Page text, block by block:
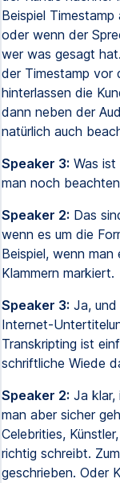
Beispiel
oder wenn der
wer was gesagt
der Timestamp vor
hinterlassen die
dann neben der
natürlich auch
Speaker 3: Was
man noch
Speaker 2: Das
wenn es um die
Beispiel, wenn
Klammern markiert.
Speaker 3: Ja,
Internet-
Transkripting ist
schriftliche Wiede
Speaker 2: Ja klar,
man aber sicher
Celebrities,
richtig schreibt.
geschrieben. Oder